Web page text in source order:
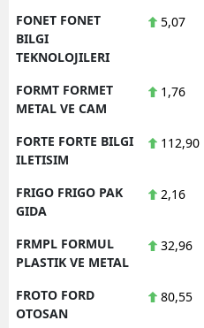
FONET FONET
BILGI
TEKNOLOJILERI
5,07
FORMT FORMET
METAL VE CAM
1,76
FORTE FORTE BILGI
ILETISIM
112,90
FRIGO FRIGO PAK
GIDA
2,16
FRMPL FORMUL
PLASTIK VE METAL
32,96
FROTO FORD
OTOSAN
80,55